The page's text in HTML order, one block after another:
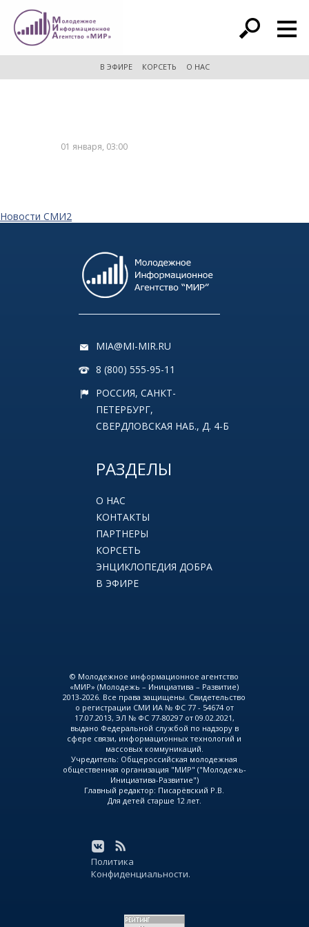
расширенный поиск
В ЭФИРЕ КОРСЕТЬ О НАС
01 января, 03:00
Новости СМИ2
MIA@MI-MIR.RU
8 (800) 555-95-11
РОССИЯ, САНКТ-
ПЕТЕРБУРГ,
СВЕРДЛОВСКАЯ НАБ., Д. 4-Б
РАЗДЕЛЫ
О НАС
КОНТАКТЫ
ПАРТНЕРЫ
КОРСЕТЬ
ЭНЦИКЛОПЕДИЯ ДОБРА
В ЭФИРЕ
© Молодежное информационное агентство
«МИР» (Молодежь – Инициатива – Развитие)
2013-2026. Все права защищены. Свидетельство
о регистрации СМИ ИА № ФС 77 - 54674 от
17.07.2013, ЭЛ № ФС 77-80297 от 09.02.2021,
выдано Федеральной службой по надзору в
сфере связи, информационных технологий и
массовых коммуникаций.
Учредитель: Общероссийская молодежная
общественная организация "МИР" ("Молодежь-
Инициатива-Развитие")
Главный редактор: Писарёвский Р.В.
Для детей старше 12 лет.
Политика
Конфиденциальности.